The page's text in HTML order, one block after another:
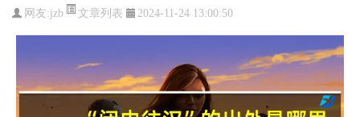
网友:jzb 文章列表 2024-11-24 13:00:50